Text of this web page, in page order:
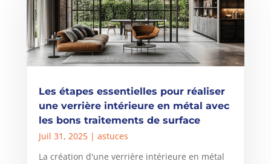
Les étapes essentielles pour réaliser
une verrière intérieure en métal avec
les bons traitements de surface
Juil 31, 2025| astuces
La création d'une verrière intérieure en métal